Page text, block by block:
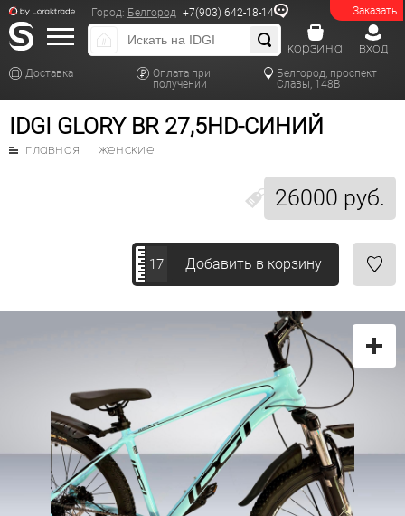
Заказать
Город: Белгород +7(903) 642-18-14
Доставка
Оплата при
получении
Белгород, проспект
Славы, 148В
вход
корзина
IDGI GLORY BR 27,5HD-СИНИЙ
26000 руб.
главная женские
17 Добавить в корзину